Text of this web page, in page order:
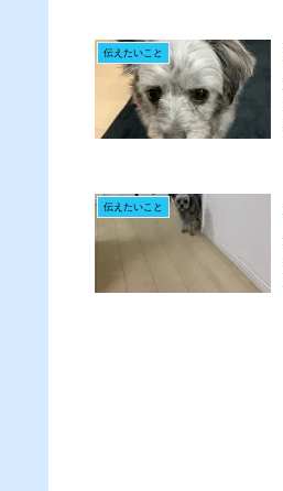
伝えたいこと
伝えたいこと